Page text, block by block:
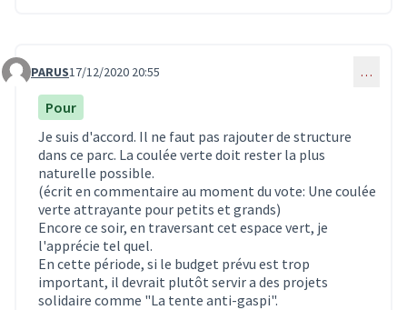
Commentaire 2437
PARUS17/12/2020 20:55 …
Pour
Je suis d'accord. Il ne faut pas rajouter de structure
dans ce parc. La coulée verte doit rester la plus
naturelle possible.
(écrit en commentaire au moment du vote: Une coulée
verte attrayante pour petits et grands)
Encore ce soir, en traversant cet espace vert, je
l'apprécie tel quel.
En cette période, si le budget prévu est trop
important, il devrait plutôt servir a des projets
solidaire comme "La tente anti-gaspi".